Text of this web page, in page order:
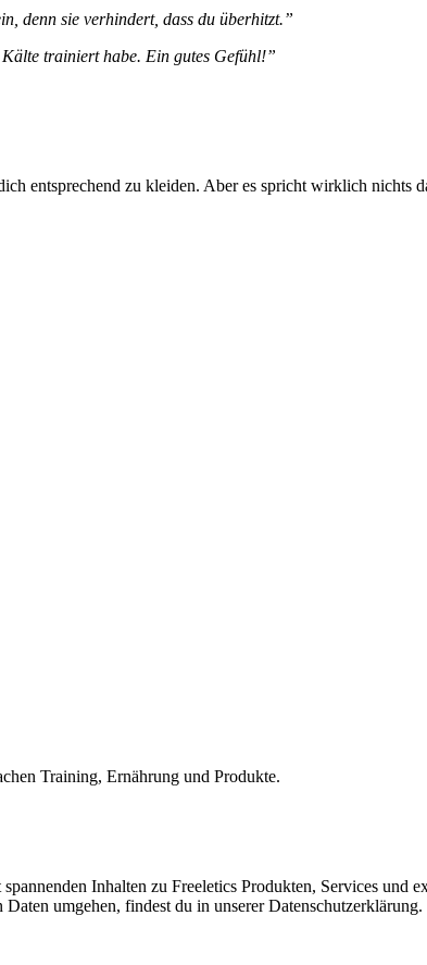
denn sie verhindert, dass du überhitzt.”
trainiert habe. Ein gutes Gefühl!”
entsprechend zu kleiden. Aber es spricht wirklich nichts
Training, Ernährung und Produkte.
Inhalten zu Freeletics Produkten, Services und
umgehen, findest du in unserer Datenschutzerklärung.